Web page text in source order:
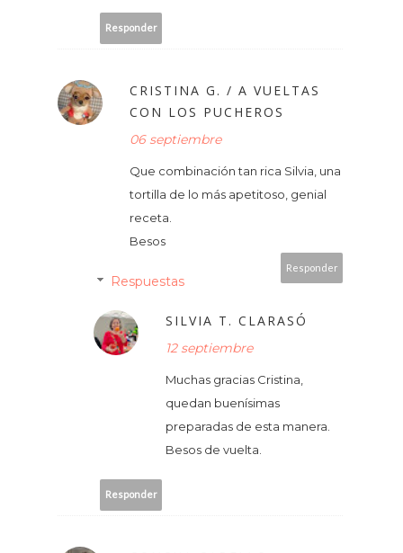
Responder
CRISTINA G. / A VUELTAS
CON LOS PUCHEROS
06 septiembre
Que combinación tan rica Silvia, una
tortilla de lo más apetitoso, genial
receta.
Besos
Responder
Respuestas
SILVIA T. CLARASÓ
12 septiembre
Muchas gracias Cristina,
quedan buenísimas
preparadas de esta manera.
Besos de vuelta.
Responder